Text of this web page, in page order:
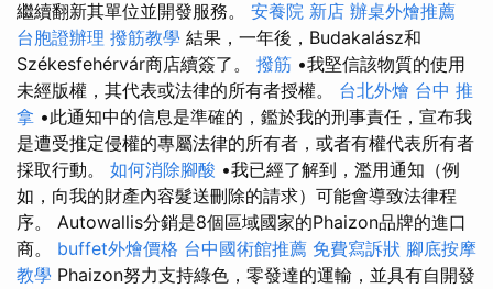
繼續翻新其單位並開發服務。 安養院 新店 辦桌外燴推薦
台胞證辦理 撥筋教學 結果，一年後，Budakalász和
Székesfehérvár商店續簽了。 撥筋 •我堅信該物質的使用
未經版權，其代表或法律的所有者授權。 台北外燴 台中 推
拿 •此通知中的信息是準確的，鑑於我的刑事責任，宣布我
是遭受推定侵權的專屬法律的所有者，或者有權代表所有者
採取行動。 如何消除腳酸 •我已經了解到，濫用通知（例
如，向我的財產內容髮送刪除的請求）可能會導致法律程
序。 Autowallis分銷是8個區域國家的Phaizon品牌的進口
商。 buffet外燴價格 台中國術館推薦 免費寫訴狀 腳底按摩
教學 Phaizon努力支持綠色，零發達的運輸，並具有自開發